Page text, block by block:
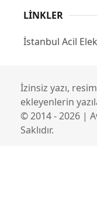
LINKLER
İstanbul Acil
İzinsiz yazı,
ekleyenlerin
© 2014 - 2026 |
Saklıdır.